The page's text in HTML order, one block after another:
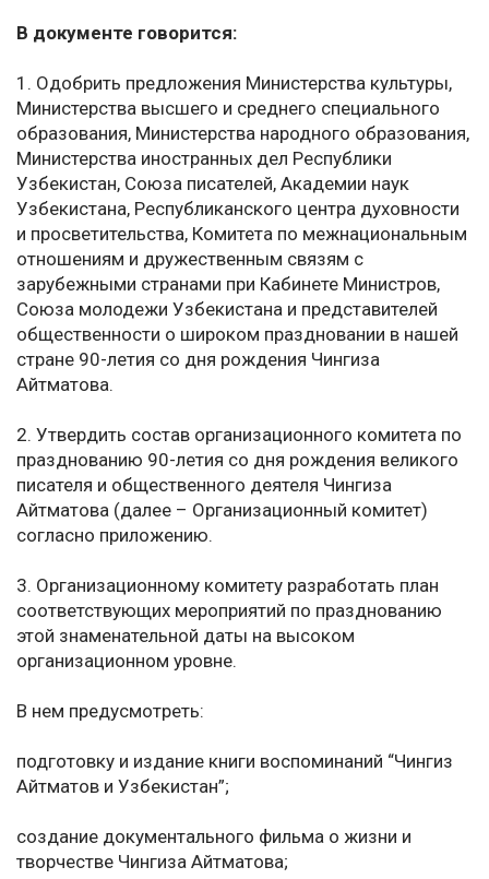
В документе говорится:
1. Одобрить предложения Министерства культуры,
Министерства высшего и среднего специального
образования, Министерства народного образования,
Министерства иностранных дел Республики
Узбекистан, Союза писателей, Академии наук
Узбекистана, Республиканского центра духовности
и просветительства, Комитета по межнациональным
отношениям и дружественным связям с
зарубежными странами при Кабинете Министров,
Союза молодежи Узбекистана и представителей
общественности о широком праздновании в нашей
стране 90-летия со дня рождения Чингиза
Айтматова.
2. Утвердить состав организационного комитета по
празднованию 90-летия со дня рождения великого
писателя и общественного деятеля Чингиза
Айтматова (далее – Организационный комитет)
согласно приложению.
3. Организационному комитету разработать план
соответствующих мероприятий по празднованию
этой знаменательной даты на высоком
организационном уровне.
В нем предусмотреть:
подготовку и издание книги воспоминаний “Чингиз
Айтматов и Узбекистан”;
создание документального фильма о жизни и
творчестве Чингиза Айтматова;